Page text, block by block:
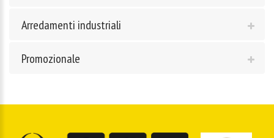
Arredamenti industriali
Promozionale